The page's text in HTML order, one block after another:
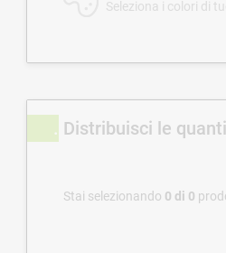
Seleziona i colori di
Distribuisci le
Stai selezionando 0 di 0